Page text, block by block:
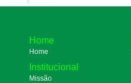
Home
Home
Institucional
Missão